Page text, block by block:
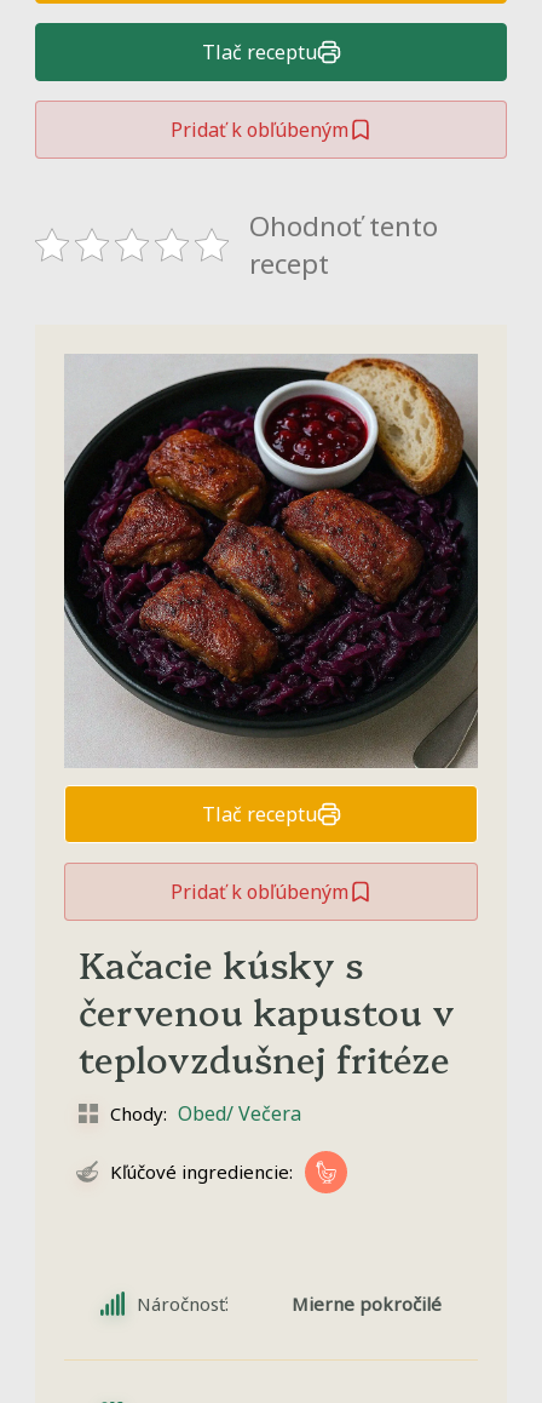
Tlač receptu
Pridať k obľúbeným
Ohodnoť tento
recept
Tlač receptu
Pridať k obľúbeným
Kačacie kúsky s
červenou kapustou v
teplovzdušnej fritéze
Chody: Obed/ Večera
Kľúčové ingrediencie:
Náročnosť: Mierne pokročilé